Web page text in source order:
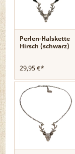
Perlen-Halskette
Hirsch (schwarz)
29,95 €*